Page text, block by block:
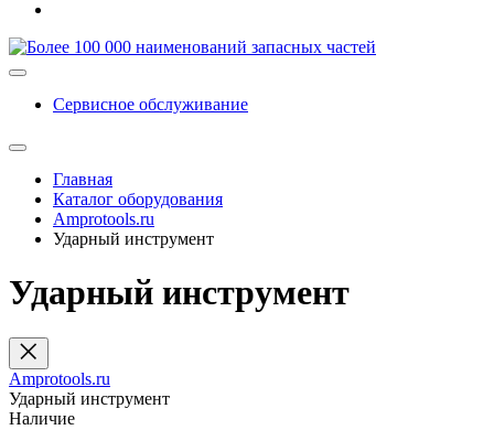
Сервисное обслуживание
Главная
Каталог оборудования
Amprotools.ru
Ударный инструмент
Ударный инструмент
Amprotools.ru
Ударный инструмент
Наличие